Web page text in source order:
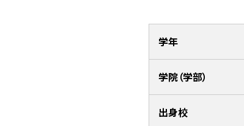
学年
学院（学部）
出身校